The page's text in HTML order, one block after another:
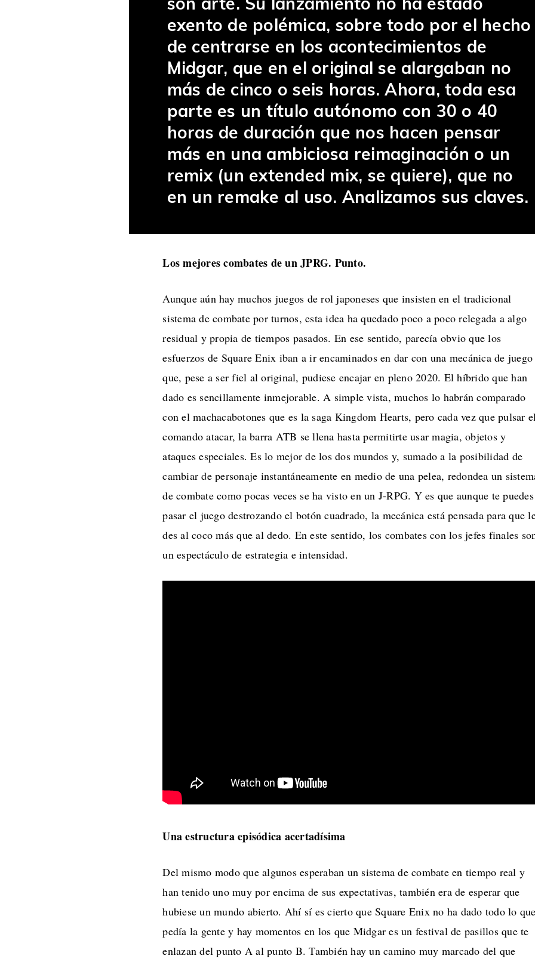
exento de polémica, sobre todo por el hecho
de centrarse en los acontecimientos de
Midgar, que en el original se alargaban no
más de cinco o seis horas. Ahora, toda esa
parte es un título autónomo con 30 o 40
horas de duración que nos hacen pensar
más en una ambiciosa reimaginación o un
remix (un extended mix, se quiere), que no
en un remake al uso. Analizamos sus claves.
Los mejores combates de un JPRG. Punto.
Aunque aún hay muchos juegos de rol japoneses que insisten en el tradicional
sistema de combate por turnos, esta idea ha quedado poco a poco relegada a algo
residual y propia de tiempos pasados. En ese sentido, parecía obvio que los
esfuerzos de Square Enix iban a ir encaminados en dar con una mecánica de juego
que, pese a ser fiel al original, pudiese encajar en pleno 2020. El híbrido que han
dado es sencillamente inmejorable. A simple vista, muchos lo habrán comparado
con el machacabotones que es la saga Kingdom Hearts, pero cada vez que pulsar
comando atacar, la barra ATB se llena hasta permitirte usar magia, objetos y
ataques especiales. Es lo mejor de los dos mundos y, sumado a la posibilidad de
cambiar de personaje instantáneamente en medio de una pelea, redondea un
de combate como pocas veces se ha visto en un J-RPG. Y es que aunque te puedes
pasar el juego destrozando el botón cuadrado, la mecánica está pensada para que
des al coco más que al dedo. En este sentido, los combates con los jefes finales
un espectáculo de estrategia e intensidad.
Una estructura episódica acertadísima
Del mismo modo que algunos esperaban un sistema de combate en tiempo real y
han tenido uno muy por encima de sus expectativas, también era de esperar que
hubiese un mundo abierto. Ahí sí es cierto que Square Enix no ha dado todo lo que
pedía la gente y hay momentos en los que Midgar es un festival de pasillos que te
enlazan del punto A al punto B. También hay un camino muy marcado del que